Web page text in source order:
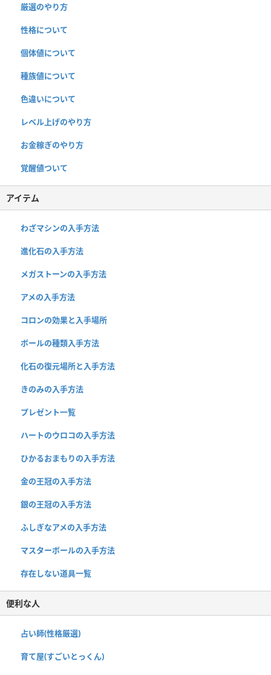
厳選のやり方
性格について
個体値について
種族値について
色違いについて
レベル上げのやり方
お金稼ぎのやり方
覚醒値ついて
アイテム
わざマシンの入手方法
進化石の入手方法
メガストーンの入手方法
アメの入手方法
コロンの効果と入手場所
ボールの種類入手方法
化石の復元場所と入手方法
きのみの入手方法
プレゼント一覧
ハートのウロコの入手方法
ひかるおまもりの入手方法
金の王冠の入手方法
銀の王冠の入手方法
ふしぎなアメの入手方法
マスターボールの入手方法
存在しない道具一覧
便利な人
占い師(性格厳選)
育て屋(すごいとっくん)